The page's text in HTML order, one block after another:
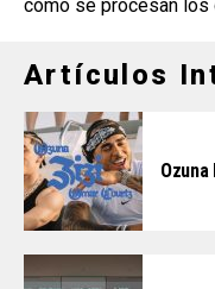
cómo se procesan
Artículos